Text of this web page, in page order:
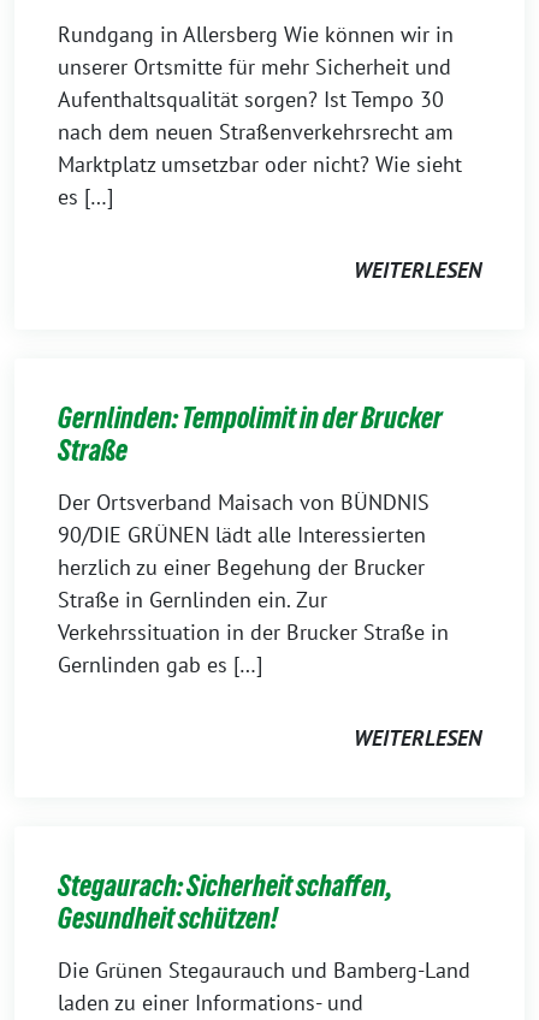
Rundgang in Allersberg Wie können wir in
unserer Ortsmitte für mehr Sicherheit und
Aufenthaltsqualität sorgen? Ist Tempo 30
nach dem neuen Straßenverkehrsrecht am
Marktplatz umsetzbar oder nicht? Wie sieht
es […]
WEITERLESEN
Gernlinden: Tempolimit in der Brucker
Straße
Der Ortsverband Maisach von BÜNDNIS
90/DIE GRÜNEN lädt alle Interessierten
herzlich zu einer Begehung der Brucker
Straße in Gernlinden ein. Zur
Verkehrssituation in der Brucker Straße in
Gernlinden gab es […]
WEITERLESEN
Stegaurach: Sicherheit schaffen,
Gesundheit schützen!
Die Grünen Stegaurauch und Bamberg-Land
laden zu einer Informations- und